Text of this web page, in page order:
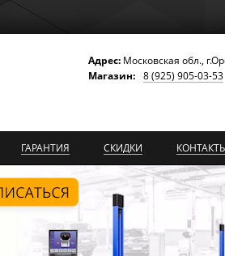
Адрес: Московская обл.,
Магазин: 8 (925) 905-03-53
ГАРАНТИЯ СКИДКИ